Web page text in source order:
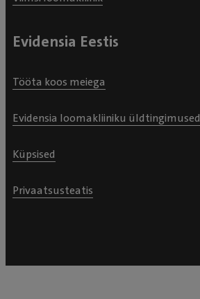
Evidensia Eestis
Tööta koos meiega
Evidensia loomakliiniku üldtingimused
Küpsised
Privaatsusteatis